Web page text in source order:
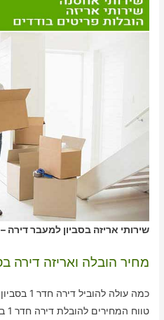
שירותי אריזה בסביון למעבר דירה
מחיר הובלה ואריזה דירה
כמה עולה להוביל דירה חדר 1 בסביון עם חברת הובלה כולל אריזה?
טווח המחירים להובלת דירה חדר 1 בסביון – בין 350-760 ש"ח